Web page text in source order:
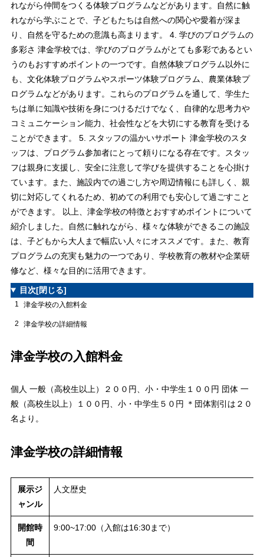
れながら仲間をつくる体験プログラムなどがあります。自然に触
れながら学ぶことで、子どもたちは自然への関心や愛着が深ま
り、自然を守るための意識も高まります。 4. 学びのプログラムの
多彩さ 津金学校では、学びのプログラムがとても多彩であるとい
うのもおすすめポイントの一つです。自然体験プログラム以外に
も、文化体験プログラムやスポーツ体験プログラム、農業体験プ
ログラムなどがあります。これらのプログラムを通して、学生た
ちは単に知識や技術を身につけるだけでなく、自律的な思考力や
コミュニケーション能力、社会性などを大切にする教育を受ける
ことができます。 5. スタッフの温かいサポート 津金学校のスタ
ッフは、プログラム参加者にとって頼りになる存在です。スタッ
フは親身に支援し、安全に注意して学びを提供することを心掛け
ています。また、施設内での過ごし方や周辺情報にも詳しく、親
切に対応してくれるため、初めての利用でも安心して過ごすこと
ができます。 以上、津金学校の特徴とおすすめポイントについて
紹介しました。自然に触れながら、様々な体験ができるこの施設
は、子どもから大人まで幅広い人々にオススメです。また、教育
プログラムの充実も魅力の一つであり、学校教育の教材や企業研
修など、様々な目的に活用できます。
目次[閉じる]
1 津金学校の入館料金
2 津金学校の詳細情報
津金学校の入館料金
個人 一般（高校生以上）２００円、小・中学生１００円 団体 一
般（高校生以上）１００円、小・中学生５０円 ＊団体割引は２０
名より。
津金学校の詳細情報
展示ジ
ャンル
人文歴史
開館時
間
9:00~17:00（入館は16:30まで）